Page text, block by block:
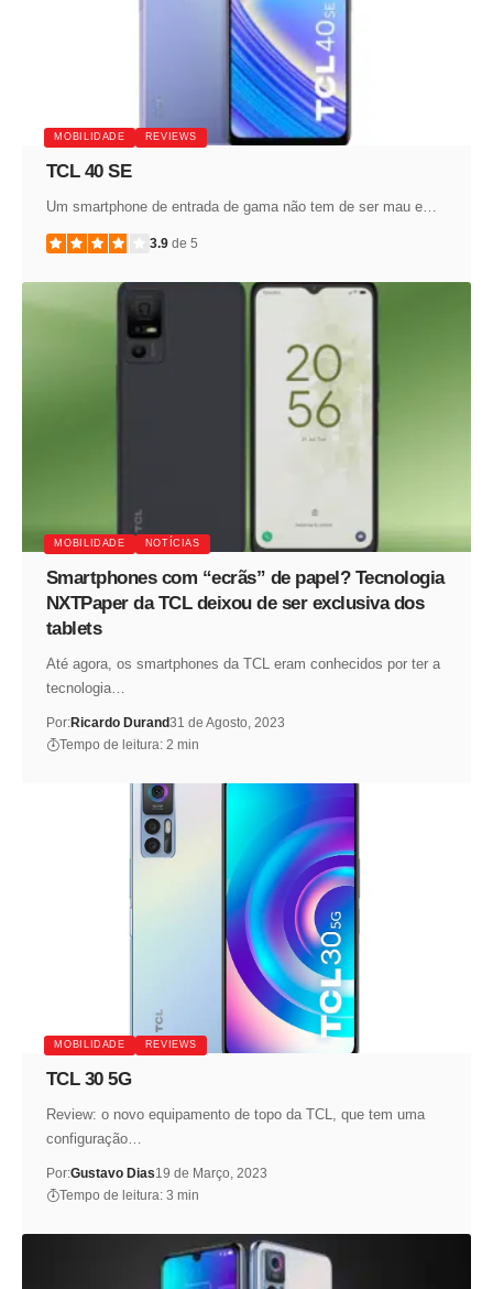
MOBILIDADE REVIEWS
TCL 40 SE
Um smartphone de entrada de gama não tem de ser mau e…
3.9de 5
MOBILIDADE NOTÍCIAS
Smartphones com “ecrãs” de papel? Tecnologia
NXTPaper da TCL deixou de ser exclusiva dos
tablets
Até agora, os smartphones da TCL eram conhecidos por ter a
tecnologia…
Por:Ricardo Durand31 de Agosto, 2023
Tempo de leitura: 2 min
MOBILIDADE REVIEWS
TCL 30 5G
Review: o novo equipamento de topo da TCL, que tem uma
configuração…
Por:Gustavo Dias19 de Março, 2023
Tempo de leitura: 3 min